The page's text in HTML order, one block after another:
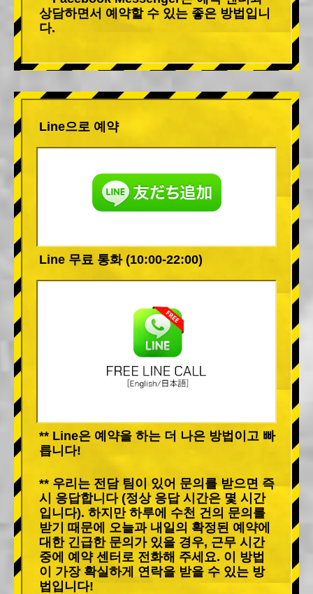
상담하면서 예약할 수 있는 좋은 방법입니
다.
Line으로 예약
Line 무료 통화 (10:00-22:00)
** Line은 예약을 하는 더 나은 방법이고 빠
릅니다!
** 우리는 전담 팀이 있어 문의를 받으면 즉
시 응답합니다 (정상 응답 시간은 몇 시간
입니다). 하지만 하루에 수천 건의 문의를
받기 때문에 오늘과 내일의 확정된 예약에
대한 긴급한 문의가 있을 경우, 근무 시간
중에 예약 센터로 전화해 주세요. 이 방법
이 가장 확실하게 연락을 받을 수 있는 방
법입니다!